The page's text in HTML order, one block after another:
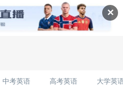
✕
中考英语 高考英语 大学英